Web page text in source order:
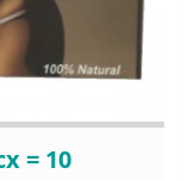
= 10